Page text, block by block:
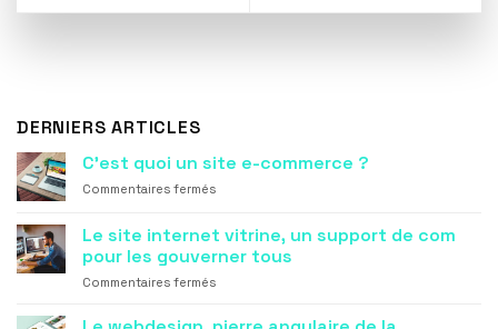
DERNIERS ARTICLES
C’est quoi un site e-commerce ?
Commentaires ferméssur
quoi
un
site
e-
?
Le site internet vitrine, un support de com
pour les gouverner tous
Commentaires ferméssur
site